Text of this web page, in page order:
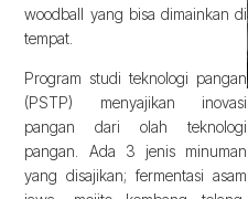
woodball yang bisa dimainkan di
tempat.
Program studi teknologi pangan
(PSTP) menyajikan inovasi
pangan dari olah teknologi
pangan. Ada 3 jenis minuman
yang disajikan; fermentasi asam